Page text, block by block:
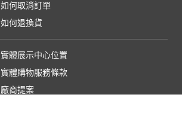
如何取消訂單
如何退換貨
實體展示中心位置
實體購物服務條款
廠商提案